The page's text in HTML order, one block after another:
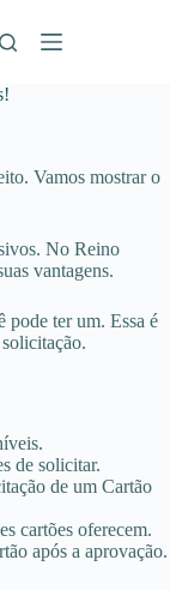
Vamos mostrar o
No Reino
vantagens.
pode ter um. Essa é
de solicitar.
de um Cartão
cartões oferecem.
após a aprovação.